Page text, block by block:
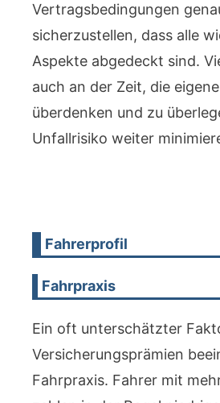
Vertragsbedingungen
sicherzustellen, dass alle
Aspekte abgedeckt sind.
auch an der Zeit, die
überdenken und zu
Unfallrisiko weiter
Fahrerprofil
Fahrpraxis
Ein oft unterschätzter
Versicherungsprämien
Fahrpraxis. Fahrer mit